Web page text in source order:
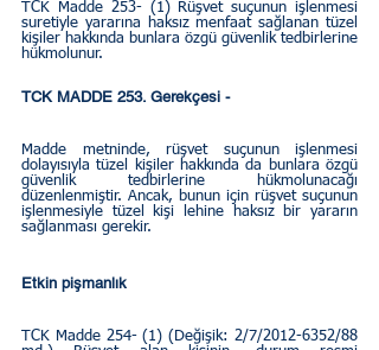
TCK Madde 253- (1) Rüşvet suçunun işlenmesi
suretiyle yararına haksız menfaat sağlanan tüzel
kişiler hakkında bunlara özgü güvenlik tedbirlerine
hükmolunur.
TCK MADDE 253. Gerekçesi -
Madde metninde, rüşvet suçunun işlenmesi
dolayısıyla tüzel kişiler hakkında da bunlara özgü
güvenlik tedbirlerine hükmolunacağı
düzenlenmiştir. Ancak, bunun için rüşvet suçunun
işlenmesiyle tüzel kişi lehine haksız bir yararın
sağlanması gerekir.
Etkin pişmanlık
TCK Madde 254- (1) (Değişik: 2/7/2012-6352/88